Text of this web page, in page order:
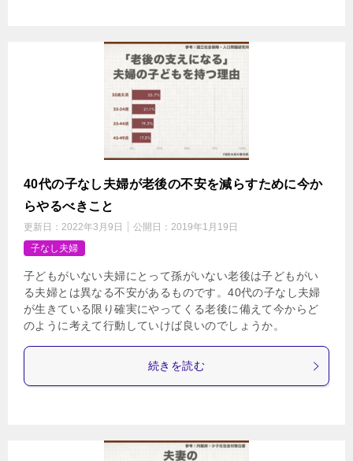
40代の子なし夫婦が老後の不安を減らすために今か
らやるべきこと
更新日： 2022年3月9日 公開日： 2019年1月19日
子なし夫婦
子どもがいない夫婦にとって孫がいない老後は子どもがい
る夫婦とは異なる不安があるものです。40代の子なし夫婦
が生きている限り確実にやってくる老後に備えて今からど
のように考えて行動していけば良いのでしょうか。
続きを読む